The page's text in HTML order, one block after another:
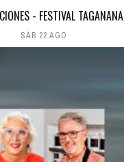
- FESTIVAL
SÁB 22 AGO